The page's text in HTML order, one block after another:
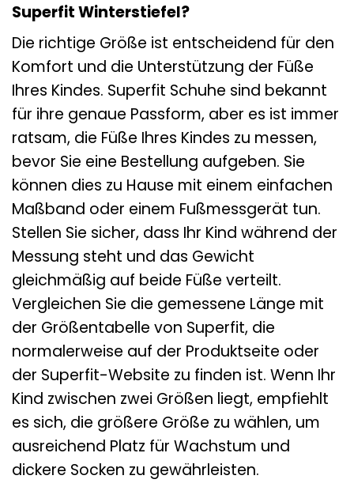
Superfit Winterstiefel?
Die richtige Größe ist entscheidend für den
Komfort und die Unterstützung der Füße
Ihres Kindes. Superfit Schuhe sind bekannt
für ihre genaue Passform, aber es ist immer
ratsam, die Füße Ihres Kindes zu messen,
bevor Sie eine Bestellung aufgeben. Sie
können dies zu Hause mit einem einfachen
Maßband oder einem Fußmessgerät tun.
Stellen Sie sicher, dass Ihr Kind während der
Messung steht und das Gewicht
gleichmäßig auf beide Füße verteilt.
Vergleichen Sie die gemessene Länge mit
der Größentabelle von Superfit, die
normalerweise auf der Produktseite oder
der Superfit-Website zu finden ist. Wenn Ihr
Kind zwischen zwei Größen liegt, empfiehlt
es sich, die größere Größe zu wählen, um
ausreichend Platz für Wachstum und
dickere Socken zu gewährleisten.